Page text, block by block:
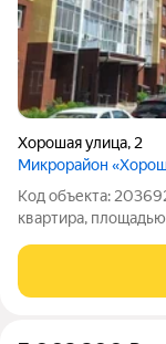
Хорошая улица, 2
Микрорайон
Код объекта:
квартира,
котельная,
отопление.